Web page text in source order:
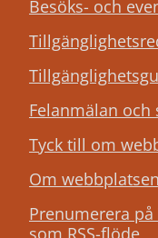
Besöks- och
Felanmälan och
Tyck till om
Om webbplatsen
Prenumerera
som RSS-flöde